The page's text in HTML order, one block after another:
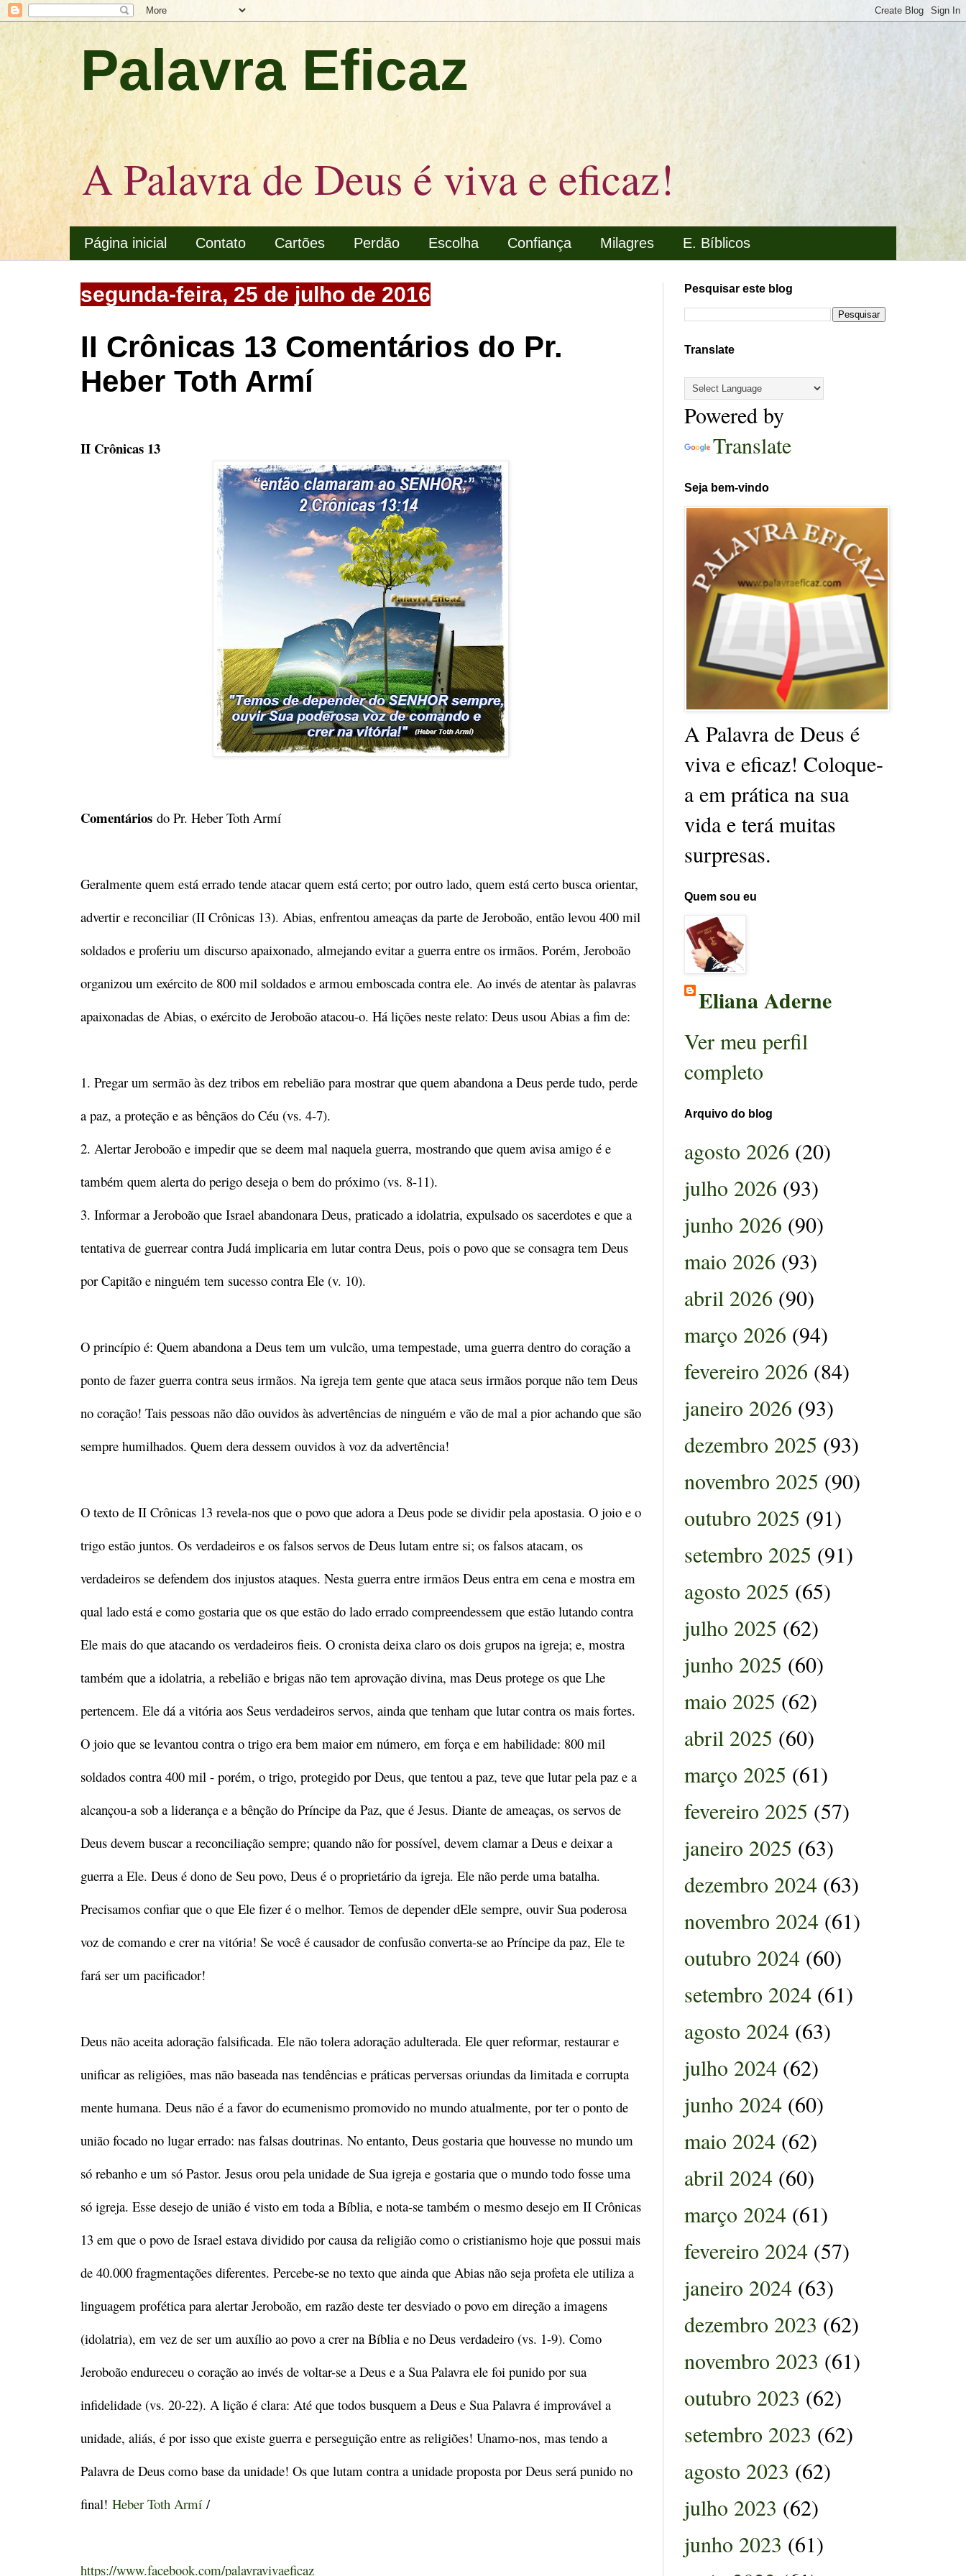
Palavra Eficaz
A Palavra de Deus é viva e eficaz!
Página inicial Contato Cartões Perdão Escolha Confiança Milagres E. Bíblicos
segunda-feira, 25 de julho de 2016
II Crônicas 13 Comentários do Pr.
Heber Toth Armí
II Crônicas 13
Comentários do Pr. Heber Toth Armí
Geralmente quem está errado tende atacar quem está certo; por outro lado, quem está certo busca orientar,
advertir e reconciliar (II Crônicas 13). Abias, enfrentou ameaças da parte de Jeroboão, então levou 400 mil
soldados e proferiu um discurso apaixonado, almejando evitar a guerra entre os irmãos. Porém, Jeroboão
organizou um exército de 800 mil soldados e armou emboscada contra ele. Ao invés de atentar às palavras
apaixonadas de Abias, o exército de Jeroboão atacou-o. Há lições neste relato: Deus usou Abias a fim de:
1. Pregar um sermão às dez tribos em rebelião para mostrar que quem abandona a Deus perde tudo, perde
a paz, a proteção e as bênçãos do Céu (vs. 4-7).
2. Alertar Jeroboão e impedir que se deem mal naquela guerra, mostrando que quem avisa amigo é e
também quem alerta do perigo deseja o bem do próximo (vs. 8-11).
3. Informar a Jeroboão que Israel abandonara Deus, praticado a idolatria, expulsado os sacerdotes e que a
tentativa de guerrear contra Judá implicaria em lutar contra Deus, pois o povo que se consagra tem Deus
por Capitão e ninguém tem sucesso contra Ele (v. 10).
O princípio é: Quem abandona a Deus tem um vulcão, uma tempestade, uma guerra dentro do coração a
ponto de fazer guerra contra seus irmãos. Na igreja tem gente que ataca seus irmãos porque não tem Deus
no coração! Tais pessoas não dão ouvidos às advertências de ninguém e vão de mal a pior achando que são
sempre humilhados. Quem dera dessem ouvidos à voz da advertência!
O texto de II Crônicas 13 revela-nos que o povo que adora a Deus pode se dividir pela apostasia. O joio e o
trigo estão juntos. Os verdadeiros e os falsos servos de Deus lutam entre si; os falsos atacam, os
verdadeiros se defendem dos injustos ataques. Nesta guerra entre irmãos Deus entra em cena e mostra em
qual lado está e como gostaria que os que estão do lado errado compreendessem que estão lutando contra
Ele mais do que atacando os verdadeiros fieis. O cronista deixa claro os dois grupos na igreja; e, mostra
também que a idolatria, a rebelião e brigas não tem aprovação divina, mas Deus protege os que Lhe
pertencem. Ele dá a vitória aos Seus verdadeiros servos, ainda que tenham que lutar contra os mais fortes.
O joio que se levantou contra o trigo era bem maior em número, em força e em habilidade: 800 mil
soldados contra 400 mil - porém, o trigo, protegido por Deus, que tentou a paz, teve que lutar pela paz e a
alcançou-a sob a liderança e a bênção do Príncipe da Paz, que é Jesus. Diante de ameaças, os servos de
Deus devem buscar a reconciliação sempre; quando não for possível, devem clamar a Deus e deixar a
guerra a Ele. Deus é dono de Seu povo, Deus é o proprietário da igreja. Ele não perde uma batalha.
Precisamos confiar que o que Ele fizer é o melhor. Temos de depender dEle sempre, ouvir Sua poderosa
voz de comando e crer na vitória! Se você é causador de confusão converta-se ao Príncipe da paz, Ele te
fará ser um pacificador!
Deus não aceita adoração falsificada. Ele não tolera adoração adulterada. Ele quer reformar, restaurar e
unificar as religiões, mas não baseada nas tendências e práticas perversas oriundas da limitada e corrupta
mente humana. Deus não é a favor do ecumenismo promovido no mundo atualmente, por ter o ponto de
união focado no lugar errado: nas falsas doutrinas. No entanto, Deus gostaria que houvesse no mundo um
só rebanho e um só Pastor. Jesus orou pela unidade de Sua igreja e gostaria que o mundo todo fosse uma
só igreja. Esse desejo de união é visto em toda a Bíblia, e nota-se também o mesmo desejo em II Crônicas
13 em que o povo de Israel estava dividido por causa da religião como o cristianismo hoje que possui mais
de 40.000 fragmentações diferentes. Percebe-se no texto que ainda que Abias não seja profeta ele utiliza a
linguagem profética para alertar Jeroboão, em razão deste ter desviado o povo em direção a imagens
(idolatria), em vez de ser um auxílio ao povo a crer na Bíblia e no Deus verdadeiro (vs. 1-9). Como
Jeroboão endureceu o coração ao invés de voltar-se a Deus e a Sua Palavra ele foi punido por sua
infidelidade (vs. 20-22). A lição é clara: Até que todos busquem a Deus e Sua Palavra é improvável a
unidade, aliás, é por isso que existe guerra e perseguição entre as religiões! Unamo-nos, mas tendo a
Palavra de Deus como base da unidade! Os que lutam contra a unidade proposta por Deus será punido no
final! Heber Toth Armí/
https://www.facebook.com/palavravivaeficaz
Pesquisar este blog
Translate
Powered by
Translate
Seja bem-vindo
A Palavra de Deus é
viva e eficaz! Coloque-
a em prática na sua
vida e terá muitas
surpresas.
Quem sou eu
Eliana Aderne
Ver meu perfil
completo
Arquivo do blog
agosto 2026 (20)
julho 2026 (93)
junho 2026 (90)
maio 2026 (93)
abril 2026 (90)
março 2026 (94)
fevereiro 2026 (84)
janeiro 2026 (93)
dezembro 2025 (93)
novembro 2025 (90)
outubro 2025 (91)
setembro 2025 (91)
agosto 2025 (65)
julho 2025 (62)
junho 2025 (60)
maio 2025 (62)
abril 2025 (60)
março 2025 (61)
fevereiro 2025 (57)
janeiro 2025 (63)
dezembro 2024 (63)
novembro 2024 (61)
outubro 2024 (60)
setembro 2024 (61)
agosto 2024 (63)
julho 2024 (62)
junho 2024 (60)
maio 2024 (62)
abril 2024 (60)
março 2024 (61)
fevereiro 2024 (57)
janeiro 2024 (63)
dezembro 2023 (62)
novembro 2023 (61)
outubro 2023 (62)
setembro 2023 (62)
agosto 2023 (62)
julho 2023 (62)
junho 2023 (61)